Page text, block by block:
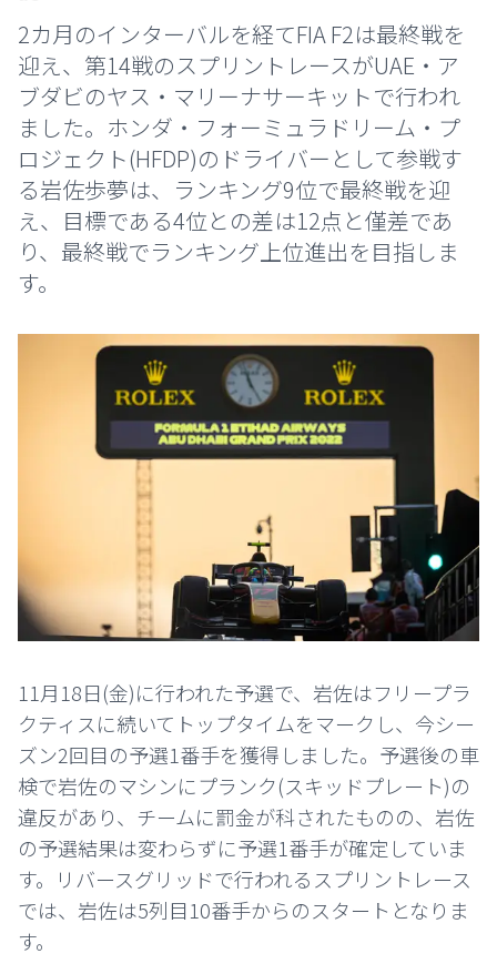
2カ月のインターバルを経てFIA F2は最終戦を
迎え、第14戦のスプリントレースがUAE・ア
ブダビのヤス・マリーナサーキットで行われ
ました。ホンダ・フォーミュラドリーム・プ
ロジェクト(HFDP)のドライバーとして参戦す
る岩佐歩夢は、ランキング9位で最終戦を迎
え、目標である4位との差は12点と僅差であ
り、最終戦でランキング上位進出を目指しま
す。
11月18日(金)に行われた予選で、岩佐はフリープラ
クティスに続いてトップタイムをマークし、今シー
ズン2回目の予選1番手を獲得しました。予選後の車
検で岩佐のマシンにプランク(スキッドプレート)の
違反があり、チームに罰金が科されたものの、岩佐
の予選結果は変わらずに予選1番手が確定していま
す。リバースグリッドで行われるスプリントレース
では、岩佐は5列目10番手からのスタートとなりま
す。